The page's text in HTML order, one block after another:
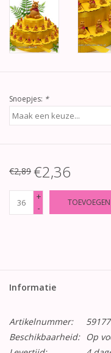
Snoepjes: *
€2,89 €2,36
+
-
Informatie
Artikelnummer:
59177
Beschikbaarheid:
Op